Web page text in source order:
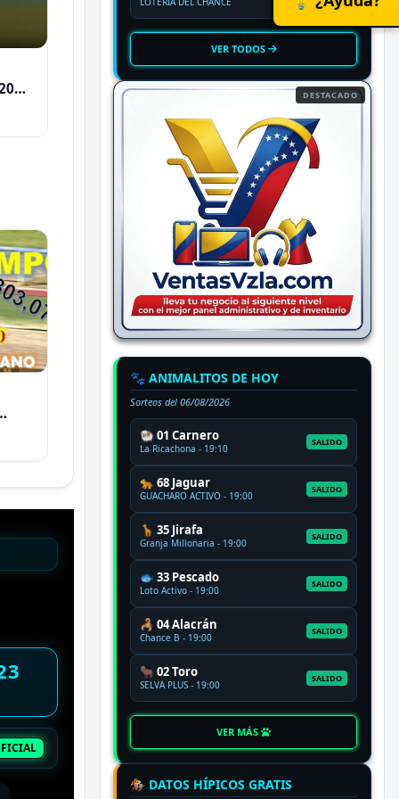
VER TODOS
DESTACADO
🐾 ANIMALITOS DE HOY
Sorteos del 06/08/2026
🐏 01 Carnero
La Ricachona - 19:10
SALIDO
🐆 68 Jaguar
GUACHARO ACTIVO - 19:00
SALIDO
🦒 35 Jirafa
Granja Millonaria - 19:00
SALIDO
🐟 33 Pescado
Loto Activo - 19:00
SALIDO
🦂 04 Alacrán
Chance B - 19:00
SALIDO
🐂 02 Toro
SELVA PLUS - 19:00
SALIDO
VER MÁS
🏇 DATOS HÍPICOS GRATIS